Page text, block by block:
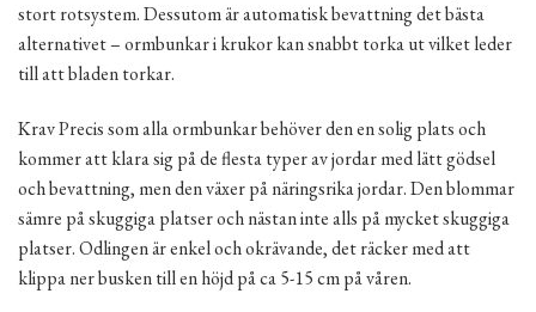
stort rotsystem. Dessutom är automatisk bevattning det bästa
alternativet – ormbunkar i krukor kan snabbt torka ut vilket leder
till att bladen torkar.
Krav Precis som alla ormbunkar behöver den en solig plats och
kommer att klara sig på de flesta typer av jordar med lätt gödsel
och bevattning, men den växer på näringsrika jordar. Den blommar
sämre på skuggiga platser och nästan inte alls på mycket skuggiga
platser. Odlingen är enkel och okrävande, det räcker med att
klippa ner busken till en höjd på ca 5-15 cm på våren.